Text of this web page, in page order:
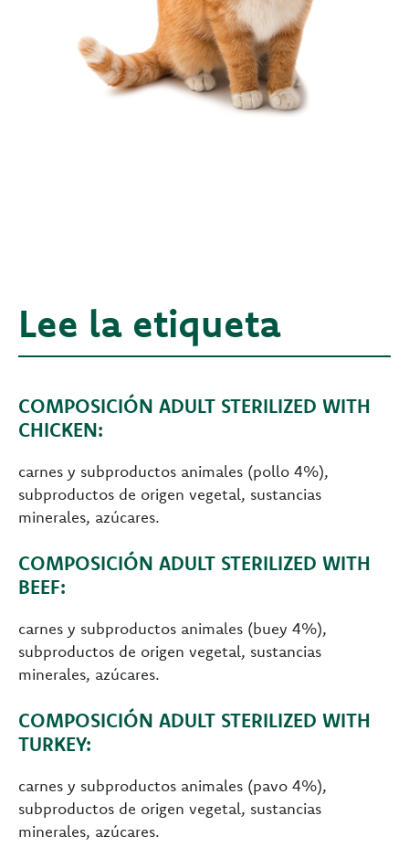
Lee la etiqueta
COMPOSICIÓN ADULT STERILIZED WITH
CHICKEN:
carnes y subproductos animales (pollo 4%),
subproductos de origen vegetal, sustancias
minerales, azúcares.
COMPOSICIÓN ADULT STERILIZED WITH
BEEF:
carnes y subproductos animales (buey 4%),
subproductos de origen vegetal, sustancias
minerales, azúcares.
COMPOSICIÓN ADULT STERILIZED WITH
TURKEY:
carnes y subproductos animales (pavo 4%),
subproductos de origen vegetal, sustancias
minerales, azúcares.